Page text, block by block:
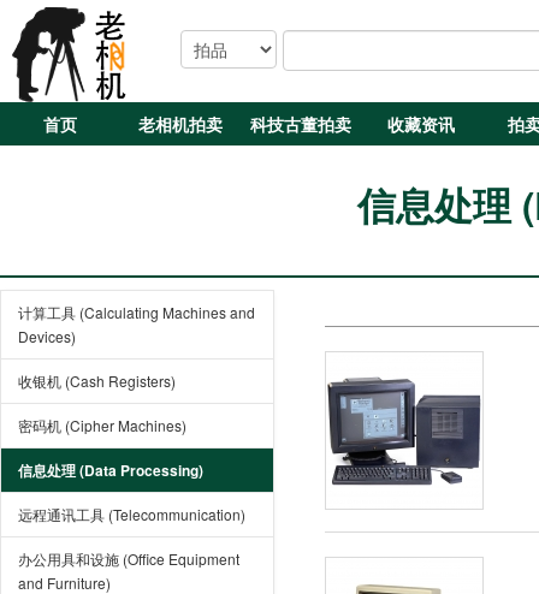
首页 老相机拍卖 科技古董拍卖 收藏资讯 拍
信息处理
计算工具 (Calculating Machines and
Devices)
收银机 (Cash Registers)
密码机 (Cipher Machines)
信息处理 (Data Processing)
远程通讯工具 (Telecommunication)
办公用具和设施 (Office Equipment
and Furniture)